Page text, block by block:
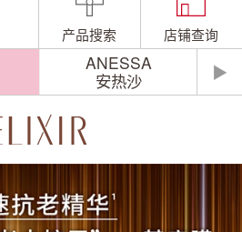
产品搜索 店铺查询
ANESSA
安热沙
▶